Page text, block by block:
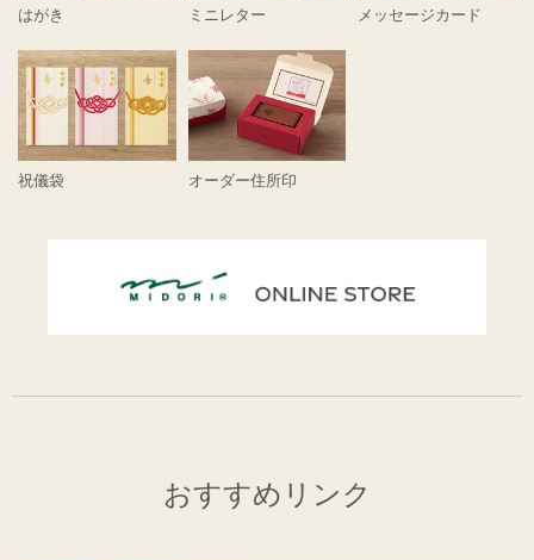
はがき ミニレター メッセージカード
祝儀袋 オーダー住所印
おすすめリンク